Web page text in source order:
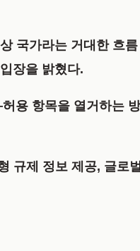
국가라는 거대한 흐
장을 밝혔다.
용 항목을 열거하는
규제 정보 제공, 글로